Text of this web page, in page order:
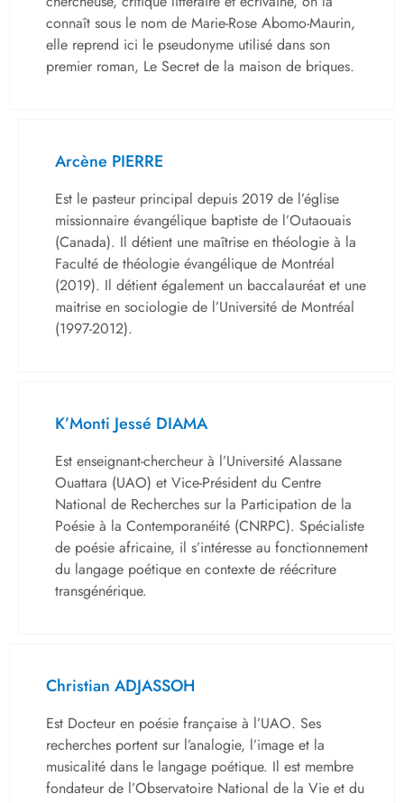
connaît sous le nom de Marie-Rose Abomo-Maurin,
elle reprend ici le pseudonyme utilisé dans son
premier roman, Le Secret de la maison de briques.
Arcène PIERRE
Est le pasteur principal depuis 2019 de l’église
missionnaire évangélique baptiste de l’Outaouais
(Canada). Il détient une maîtrise en théologie à la
Faculté de théologie évangélique de Montréal
(2019). Il détient également un baccalauréat et une
maitrise en sociologie de l’Université de Montréal
(1997-2012).
K’Monti Jessé DIAMA
Est enseignant-chercheur à l’Université Alassane
Ouattara (UAO) et Vice-Président du Centre
National de Recherches sur la Participation de la
Poésie à la Contemporanéité (CNRPC). Spécialiste
de poésie africaine, il s’intéresse au fonctionnement
du langage poétique en contexte de réécriture
transgénérique.
Christian ADJASSOH
Est Docteur en poésie française à l’UAO. Ses
recherches portent sur l’analogie, l’image et la
musicalité dans le langage poétique. Il est membre
fondateur de l’Observatoire National de la Vie et du